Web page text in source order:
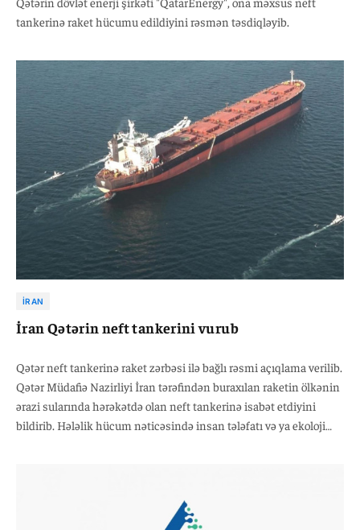
tankerinə raket hücumu edildiyini rəsmən təsdiqləyib.
İRAN
İran Qətərin neft tankerini vurub
Qətər neft tankerinə raket zərbəsi ilə bağlı rəsmi açıqlama verilib.
Qətər Müdafiə Nazirliyi İran tərəfindən buraxılan raketin ölkənin
ərazi sularında hərəkətdə olan neft tankerinə isabət etdiyini
bildirib. Hələlik hücum nəticəsində insan tələfatı və ya ekoloji